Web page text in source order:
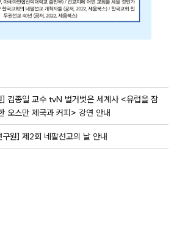
] 김종일 교수 tvN 벌거벗은 세계사 <유럽을 잠
오스만 제국과 커피> 강연 안내
구원] 제2회 네팔선교의 날 안내